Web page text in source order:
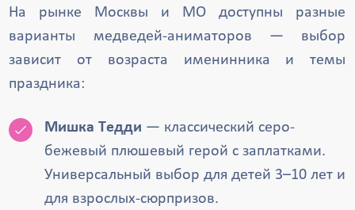
На рынке Москвы и МО доступны разные
варианты медведей-аниматоров — выбор
зависит от возраста именинника и темы
праздника:
Мишка Тедди — классический серо-
бежевый плюшевый герой с заплатками.
Универсальный выбор для детей 3–10 лет и
для взрослых-сюрпризов.